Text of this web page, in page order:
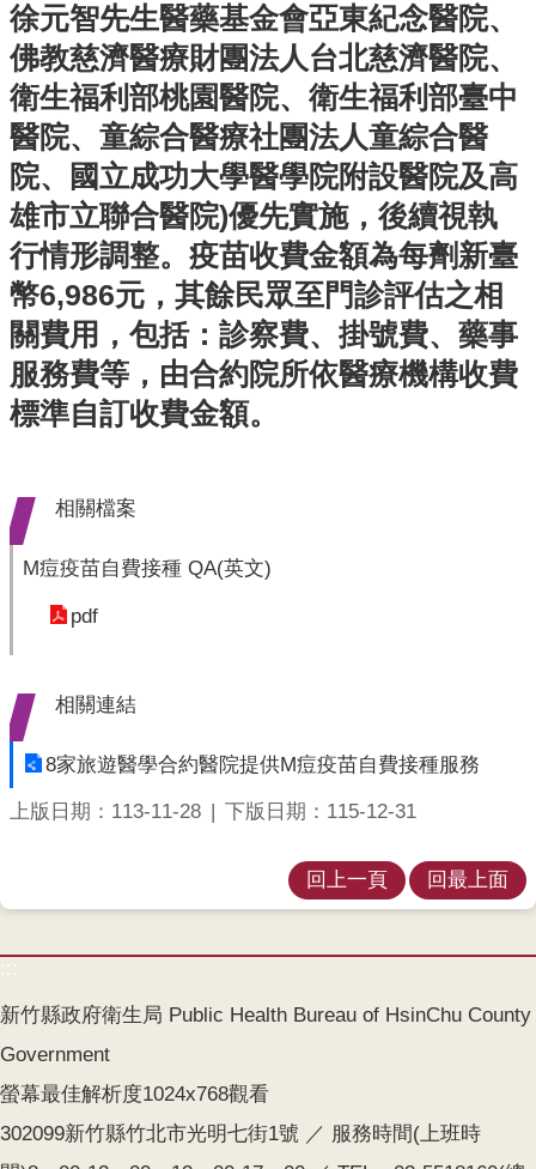
兒
童
牙
齒
塗
氟
M
痘
醫
療
器
材
頁
網
導
English
智
慧
財
私
權
及
安
全
政
徐元智先生醫藥基金會亞東紀念醫院、
佛教慈濟醫療財團法人台北慈濟醫院、
衛生福利部桃園醫院、衛生福利部臺中
醫院、童綜合醫療社團法人童綜合醫
院、國立成功大學醫學院附設醫院及高
雄市立聯合醫院)優先實施，後續視執
行情形調整。疫苗收費金額為每劑新臺
幣6,986元，其餘民眾至門診評估之相
關費用，包括：診察費、掛號費、藥事
服務費等，由合約院所依醫療機構收費
標準自訂收費金額。
相關檔案
M痘疫苗自費接種 QA(英文)
pdf
相關連結
8家旅遊醫學合約醫院提供M痘疫苗自費接種服務
上版日期：113-11-28 下版日期：115-12-31
回上一頁 回最上面
:::
新竹縣政府衛生局 Public Health Bureau of HsinChu County
Government
螢幕最佳解析度1024x768觀看
302099新竹縣竹北市光明七街1號 ／ 服務時間(上班時